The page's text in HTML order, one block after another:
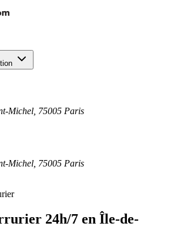
Michel 75005 Paris
Michel 75005 Paris
24h/7 en Île-de-